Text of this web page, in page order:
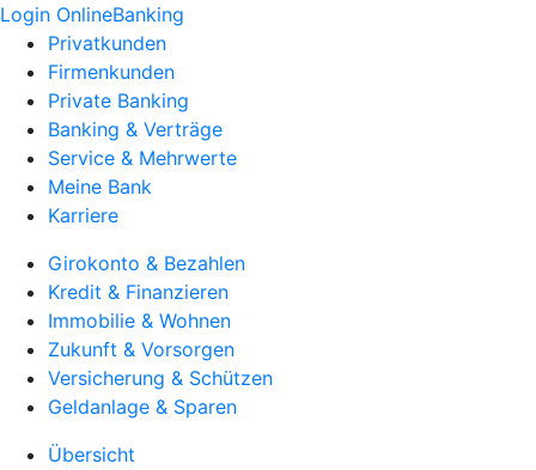
Login OnlineBanking
Privatkunden
Firmenkunden
Private Banking
Banking & Verträge
Service & Mehrwerte
Meine Bank
Karriere
Girokonto & Bezahlen
Kredit & Finanzieren
Immobilie & Wohnen
Zukunft & Vorsorgen
Versicherung & Schützen
Geldanlage & Sparen
Übersicht